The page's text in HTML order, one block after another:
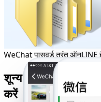
WeChat पासवर्ड तुरंत
शून्य सूचनाओं और बिना
करें